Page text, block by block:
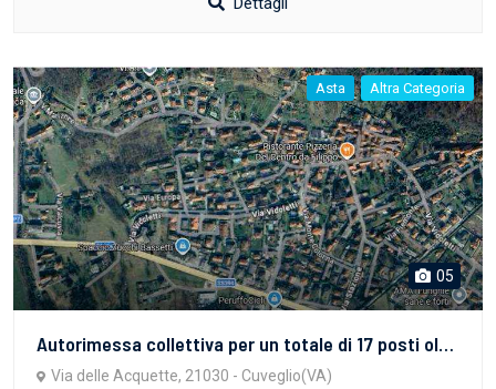
Asta Altra Categoria
05
Autorimessa collettiva per un totale di 17 posti oltre alla corsia di manovra censita come Unità in corso di costruzione
Via delle Acquette, 21030 - Cuveglio(VA)